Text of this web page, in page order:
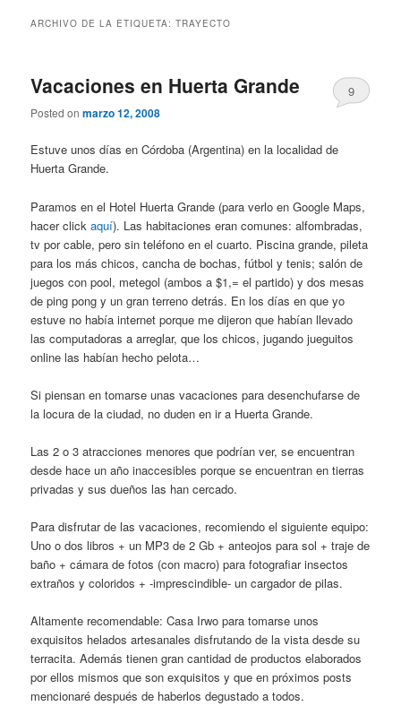
ARCHIVO DE LA ETIQUETA:TRAYECTO
Vacaciones en Huerta Grande
Posted onmarzo 12, 2008
9
Estuve unos días en Córdoba (Argentina) en la localidad de
Huerta Grande.
Paramos en el Hotel Huerta Grande (para verlo en Google Maps,
hacer clickaquí). Las habitaciones eran comunes: alfombradas,
tv por cable, pero sin teléfono en el cuarto. Piscina grande, pileta
para los más chicos, cancha de bochas, fútbol y tenis; salón de
juegos con pool, metegol (ambos a $1,= el partido) y dos mesas
de ping pong y un gran terreno detrás. En los días en que yo
estuve no había internet porque me dijeron que habían llevado
las computadoras a arreglar, que los chicos, jugando jueguitos
online las habían hecho pelota…
Si piensan en tomarse unas vacaciones para desenchufarse de
la locura de la ciudad, no duden en ir a Huerta Grande.
Las 2 o 3 atracciones menores que podrían ver, se encuentran
desde hace un año inaccesibles porque se encuentran en tierras
privadas y sus dueños las han cercado.
Para disfrutar de las vacaciones, recomiendo el siguiente equipo:
Uno o dos libros + un MP3 de 2 Gb + anteojos para sol + traje de
baño + cámara de fotos (con macro) para fotografiar insectos
extraños y coloridos + -imprescindible- un cargador de pilas.
Altamente recomendable: Casa Irwo para tomarse unos
exquisitos helados artesanales disfrutando de la vista desde su
terracita. Además tienen gran cantidad de productos elaborados
por ellos mismos que son exquisitos y que en próximos posts
mencionaré después de haberlos degustado a todos.